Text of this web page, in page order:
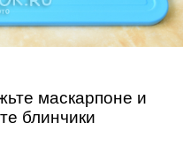
маскарпоне и
блинчики